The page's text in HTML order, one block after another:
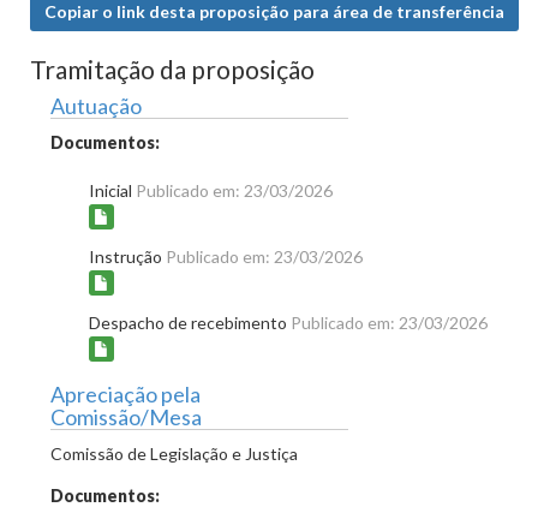
Copiar o link desta proposição para área de transferência
Tramitação da proposição
Autuação
Documentos:
Inicial Publicado em: 23/03/2026
Instrução Publicado em: 23/03/2026
Despacho de recebimento Publicado em: 23/03/2026
Apreciação pela
Comissão/Mesa
Comissão de Legislação e Justiça
Documentos: